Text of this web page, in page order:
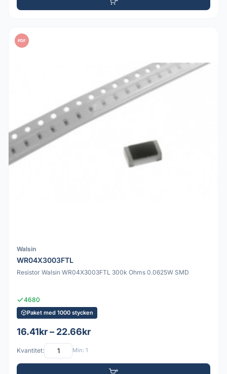
PDF
Walsin
WR04X3003FTL
Resistor Walsin WR04X3003FTL 300k Ohms 0.0625W SMD
4680
Paket med 1000 stycken
16.41kr – 22.66kr
Kvantitet: Min: 1